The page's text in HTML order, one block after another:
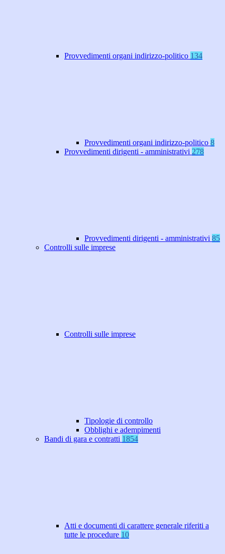
Provvedimenti organi indirizzo-politico 134
Provvedimenti organi indirizzo-politico 8
Provvedimenti dirigenti - amministrativi 278
Provvedimenti dirigenti - amministrativi 85
Controlli sulle imprese
Controlli sulle imprese
Tipologie di controllo
Obblighi e adempimenti
Bandi di gara e contratti 1854
Atti e documenti di carattere generale riferiti a
tutte le procedure 10